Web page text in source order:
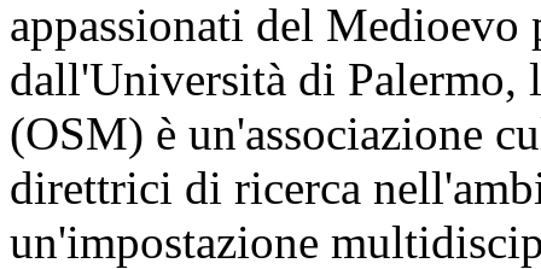
appassionati del
dall'Università di
(OSM) è un'associazione
direttrici di ricerca
un'impostazione